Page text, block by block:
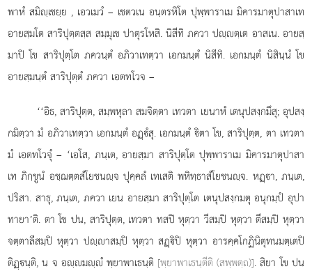
พาหํ สมิฺเชยฺย, เอวเมวํ – เชตวเน อนฺตรหิโต ปุพฺพาราเม มิคารมาตุปาสาเท
อายสฺมโต สาริปุตฺตสฺส สมฺมุเข ปาตุรโหสิ. นิสีทิ ภควา ปฺตฺเต อาสเน. อายสฺ
มาปิ โข สาริปุตฺโต ภควนฺตํ อภิวาเทตฺวา เอกมนฺตํ นิสีทิ. เอกมนฺตํ นิสินฺนํ โข
อายสฺมนฺตํ สาริปุตฺตํ ภควา เอตทโวจ –
‘‘อิธ, สาริปุตฺต, สมฺพหุลา สมจิตฺตา เทวตา เยนาหํ เตนุปสงฺกมึสุ; อุปสงฺ
กมิตฺวา มํ อภิวาเทตฺวา เอกมนฺตํ อฏฺํสุ. เอกมนฺตํ ิตา โข, สาริปุตฺต, ตา เทวตา
มํ เอตทโวจุํ – ‘เอโส, ภนฺเต, อายสฺมา สาริปุตฺโต ปุพฺพาราเม มิคารมาตุปาสา
เทภิกฺขูนํ อชฺฌตฺตสํโยชนฺจ ปุคฺคลํ เทเสติ พหิทฺธาสํโยชนฺจ. หฏฺา, ภนฺเต,
ปริสา. สาธุ, ภนฺเต, ภควา เยน อายสฺมา สาริปุตฺโต เตนุปสงฺกมตุ อนุกมฺปํ อุปา
ทายา’ติ. ตา โข ปน, สาริปุตฺต, เทวตา ทสปิ หุตฺวา วีสมฺปิ หุตฺวา ตึสมฺปิ หุตฺวา
จตฺตาลีสมฺปิ หุตฺวา ปฺาสมฺปิ หุตฺวา สฏฺิปิ หุตฺวา อารคฺคโกฏินิตุทนมตฺเตปิ
ติฏฺนฺติ, น จ อฺมฺํ พฺยาพาเธนฺติ [พฺยาพาเธนฺตีติ (สพฺพตฺถ)]. สิยา โข ปน